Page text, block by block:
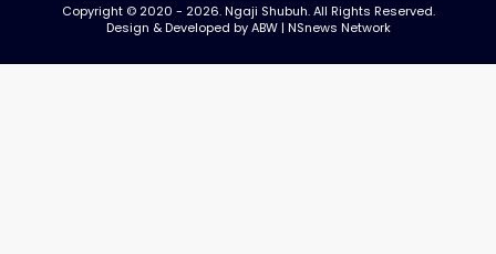
Copyright © 2020 - 2026. Ngaji Shubuh. All Rights Reserved.
Design & Developed by ABW | NSnews Network